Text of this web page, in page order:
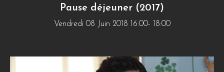
Pause déjeuner (2017)
Vendredi 08 Juin 2018 16:00- 18:00